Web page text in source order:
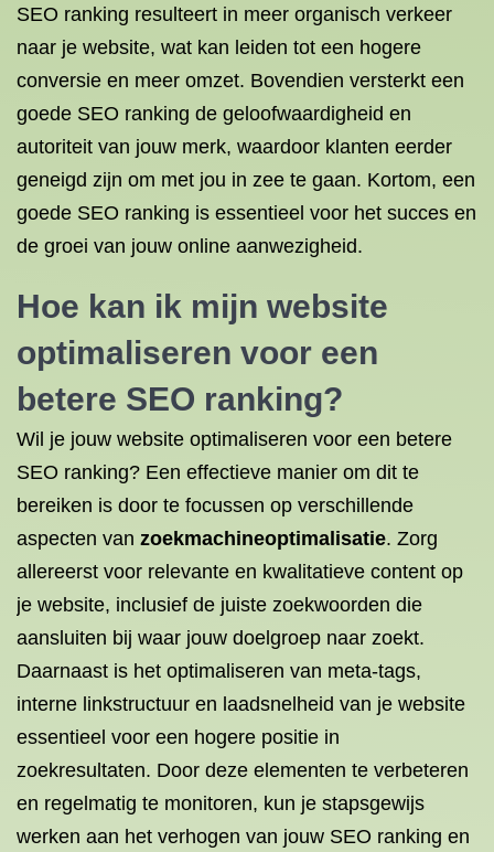
SEO ranking resulteert in meer organisch verkeer
naar je website, wat kan leiden tot een hogere
conversie en meer omzet. Bovendien versterkt een
goede SEO ranking de geloofwaardigheid en
autoriteit van jouw merk, waardoor klanten eerder
geneigd zijn om met jou in zee te gaan. Kortom, een
goede SEO ranking is essentieel voor het succes en
de groei van jouw online aanwezigheid.
Hoe kan ik mijn website
optimaliseren voor een
betere SEO ranking?
Wil je jouw website optimaliseren voor een betere
SEO ranking? Een effectieve manier om dit te
bereiken is door te focussen op verschillende
aspecten van zoekmachineoptimalisatie. Zorg
allereerst voor relevante en kwalitatieve content op
je website, inclusief de juiste zoekwoorden die
aansluiten bij waar jouw doelgroep naar zoekt.
Daarnaast is het optimaliseren van meta-tags,
interne linkstructuur en laadsnelheid van je website
essentieel voor een hogere positie in
zoekresultaten. Door deze elementen te verbeteren
en regelmatig te monitoren, kun je stapsgewijs
werken aan het verhogen van jouw SEO ranking en